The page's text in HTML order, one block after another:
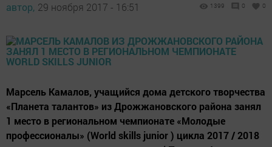
автор, 29 ноября 2017 - 16:51 1399 0 0
Марсель Камалов, учащийся дома детского творчества
«Планета талантов» из Дрожжановского района занял
1 место в региональном чемпионате «Молодые
профессионалы» (World skills junior ) цикла 2017 / 2018